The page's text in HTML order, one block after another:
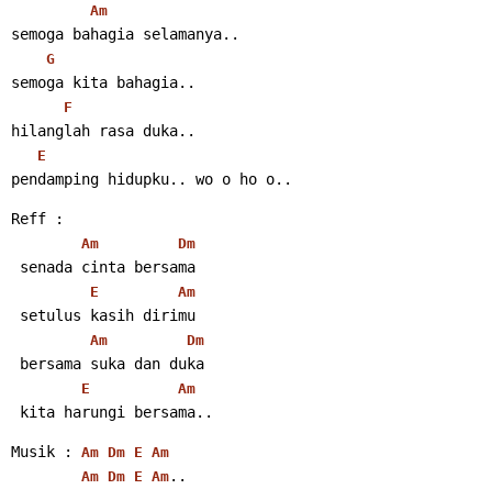
Am
semoga bahagia selamanya..
G
semoga kita bahagia..
F
hilanglah rasa duka..
E
pendamping hidupku.. wo o ho o..
Reff :
Am Dm
senada cinta bersama
E Am
setulus kasih dirimu
Am Dm
bersama suka dan duka
E Am
kita harungi bersama..
Musik : Am Dm E Am
Am Dm E Am ..